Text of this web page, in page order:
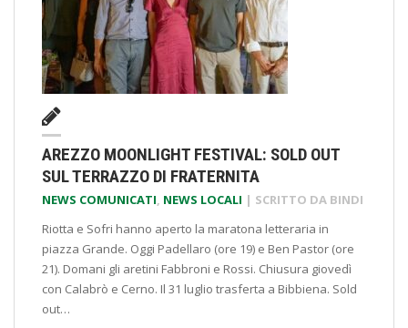
AREZZO MOONLIGHT FESTIVAL: SOLD OUT
SUL TERRAZZO DI FRATERNITA
NEWS COMUNICATI, NEWS LOCALI | SCRITTO DA BINDI
Riotta e Sofri hanno aperto la maratona letteraria in
piazza Grande. Oggi Padellaro (ore 19) e Ben Pastor (ore
21). Domani gli aretini Fabbroni e Rossi. Chiusura giovedì
con Calabrò e Cerno. Il 31 luglio trasferta a Bibbiena. Sold
out…